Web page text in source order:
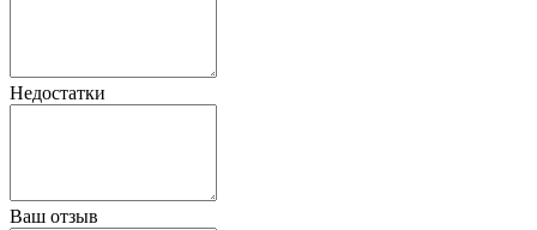
Недостатки
Ваш отзыв